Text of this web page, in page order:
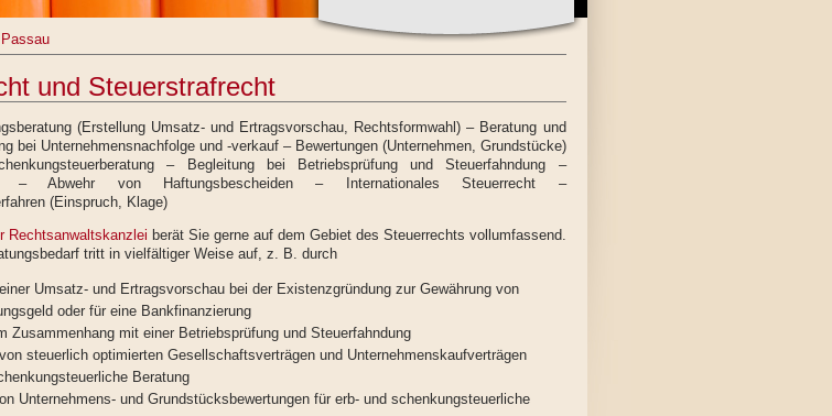
und Steuerstrafrecht
(Erstellung Umsatz- und Ertragsvorschau, Rechtsformwahl) – Beratung und
bei Unternehmensnachfolge und -verkauf – Bewertungen (Unternehmen, Grundstücke)
– Begleitung bei Betriebsprüfung und Steuerfahndung –
– Abwehr von Haftungsbescheiden – Internationales Steuerrecht –
(Einspruch, Klage)
Rechtsanwaltskanzlei berät Sie gerne auf dem Gebiet des Steuerrechts vollumfassend.
tritt in vielfältiger Weise auf, z. B. durch
Umsatz- und Ertragsvorschau bei der Existenzgründung zur Gewährung von
oder für eine Bankfinanzierung
Zusammenhang mit einer Betriebsprüfung und Steuerfahndung
steuerlich optimierten Gesellschaftsverträgen und Unternehmenskaufverträgen
Beratung
Unternehmens- und Grundstücksbewertungen für erb- und schenkungsteuerliche